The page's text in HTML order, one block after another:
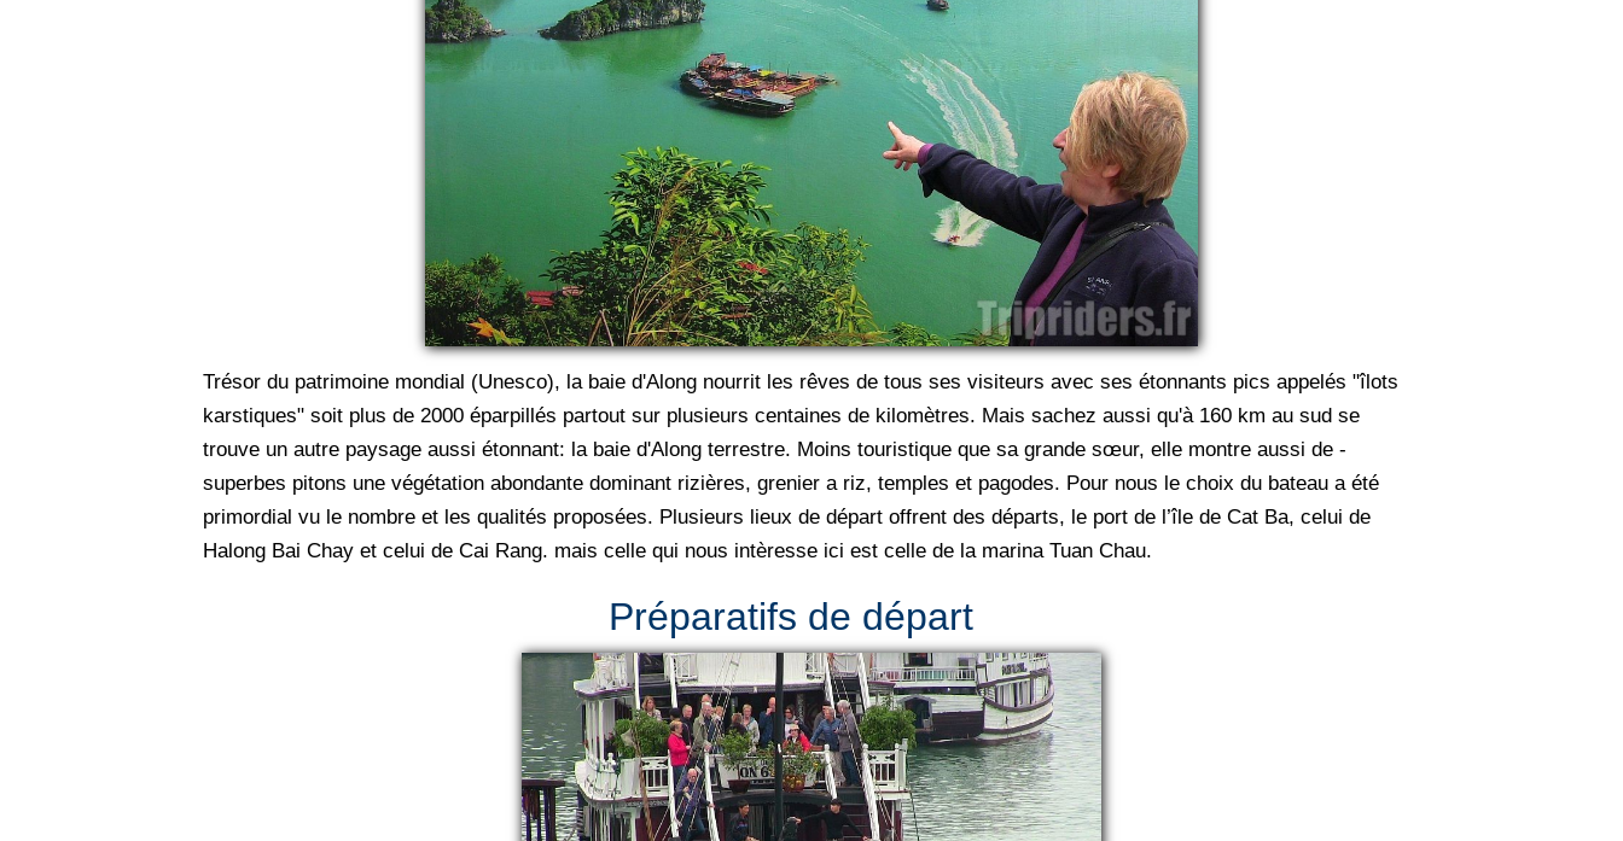
Trésor du patrimoine mondial (Unesco), la baie d'Along nourrit les rêves de tous ses visiteurs avec ses étonnants pics appelés "îlots
karstiques" soit plus de 2000 éparpillés partout sur plusieurs centaines de kilomètres. Mais sachez aussi qu'à 160 km au sud se
trouve un autre paysage aussi étonnant: la baie d'Along terrestre. Moins touristique que sa grande sœur, elle montre aussi de ­
superbes pitons une végétation abondante dominant rizières, grenier a riz, temples et pagodes. Pour nous le choix du bateau a été
primordial vu le nombre et les qualités proposées. Plusieurs lieux de départ offrent des départs, le port de l’île de Cat Ba, celui de
Halong Bai Chay et celui de Cai Rang. mais celle qui nous intèresse ici est celle de la marina Tuan Chau.
Préparatifs de départ